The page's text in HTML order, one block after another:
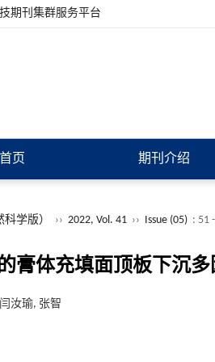
期刊集群服务平台
首页 期刊介绍
学版） ›› 2022, Vol. 41 ›› Issue (05) : 51
膏体充填面顶板下沉
汝瑜, 张智